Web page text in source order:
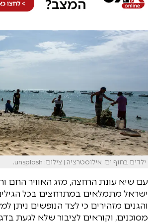
ילדים בחוף ים. אילוסטרציה | צילום: unsplash.
עם שיא עונת הרחצה, מזג האוויר החם
ישראל מתמלאים במתרחצים בכל
והגנים מזהירים כי לצד הנופשים ניתן
מסוכנים, וקוראים לציבור שלא לגעת